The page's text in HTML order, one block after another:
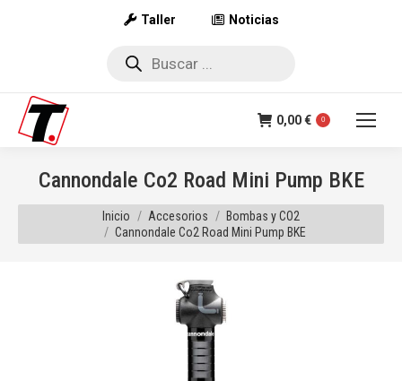
Taller Noticias
Búsqueda
0,00€ 0
Cannondale Co2 Road Mini Pump BKE
Estás aquí:
Inicio Accesorios
Bombas y CO2
Cannondale Co2 Road Mini Pump BKE